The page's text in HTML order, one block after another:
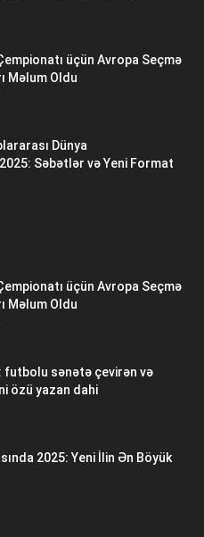
üçün Avropa Seçmə
Məlum Oldu
Dünya
Səbətlər və Yeni Format
üçün Avropa Seçmə
Məlum Oldu
futbolu sənətə çevirən və
özü yazan dahi
2025: Yeni İlin Ən Böyük